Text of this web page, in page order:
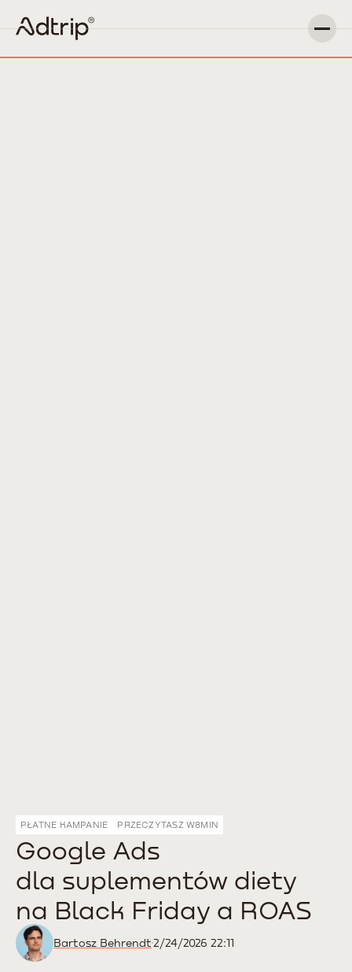
PŁATNE KAMPANIE PRZECZYTASZ W8MIN
Google Ads
dla suplementów diety
na Black Friday a ROAS
Bartosz Behrendt2/24/2026 22:11